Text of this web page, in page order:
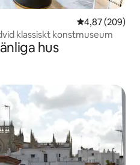
4,87 av 5 i
4,87 (209)
klassiskt konstmuseum
hus